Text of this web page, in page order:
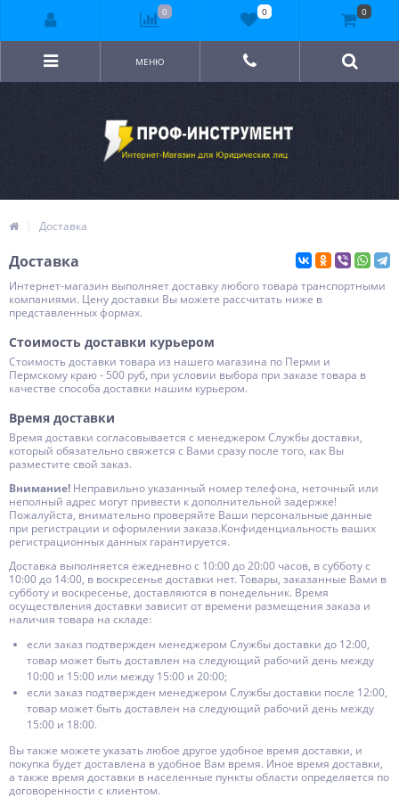
МЕНЮ
Доставка
Доставка
Интернет-магазин выполняет доставку любого товара транспортными
компаниями. Цену доставки Вы можете рассчитать ниже в
представленных формах.
Стоимость доставки курьером
Стоимость доставки товара из нашего магазина по Перми и
Пермскому краю - 500 руб, при условии выбора при заказе товара в
качестве способа доставки нашим курьером.
Время доставки
Время доставки согласовывается с менеджером Службы доставки,
который обязательно свяжется с Вами сразу после того, как Вы
разместите свой заказ.
Внимание! Неправильно указанный номер телефона, неточный или
неполный адрес могут привести к дополнительной задержке!
Пожалуйста, внимательно проверяйте Ваши персональные данные
при регистрации и оформлении заказа.Конфиденциальность ваших
регистрационных данных гарантируется.
Доставка выполняется ежедневно с 10:00 до 20:00 часов, в субботу с
10:00 до 14:00, в воскресенье доставки нет. Товары, заказанные Вами в
субботу и воскресенье, доставляются в понедельник. Время
осуществления доставки зависит от времени размещения заказа и
наличия товара на складе:
если заказ подтвержден менеджером Службы доставки до 12:00,
товар может быть доставлен на следующий рабочий день между
10:00 и 15:00 или между 15:00 и 20:00;
если заказ подтвержден менеджером Службы доставки после 12:00,
товар может быть доставлен на следующий рабочий день между
15:00 и 18:00.
Вы также можете указать любое другое удобное время доставки, и
покупка будет доставлена в удобное Вам время. Иное время доставки,
а также время доставки в населенные пункты области определяется по
договоренности с клиентом.
0 0 0